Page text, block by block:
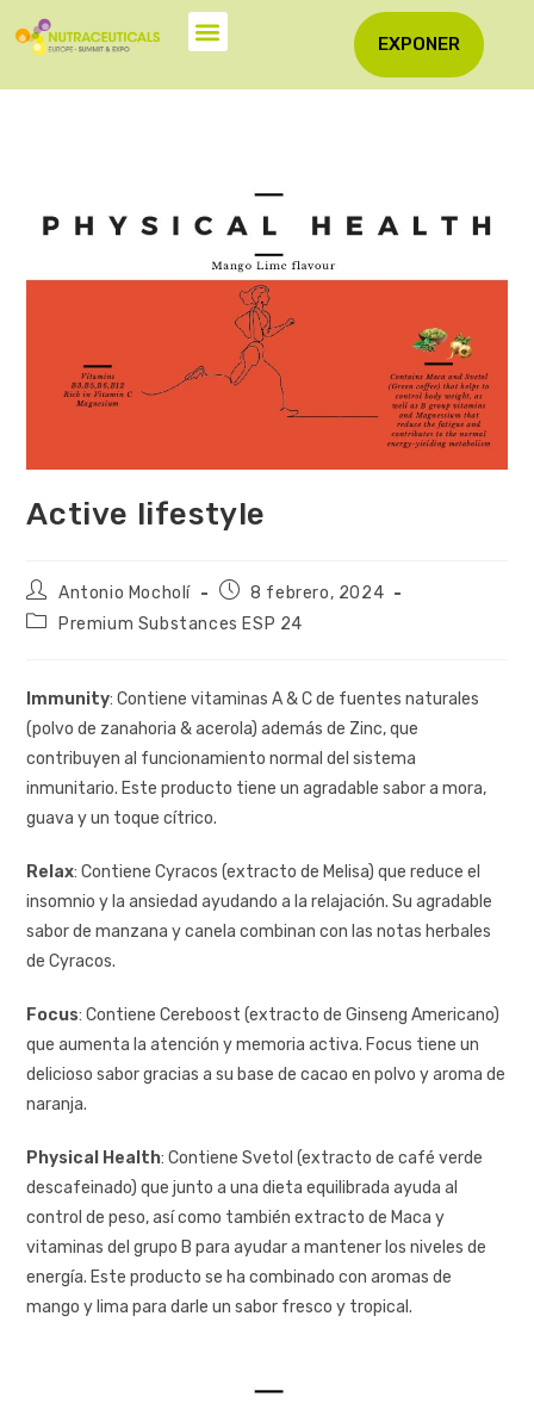
EXPONER
Active lifestyle
Antonio Mocholí
8 febrero, 2024
Premium Substances ESP 24
Immunity: Contiene vitaminas A & C de fuentes naturales
(polvo de zanahoria & acerola) además de Zinc, que
contribuyen al funcionamiento normal del sistema
inmunitario. Este producto tiene un agradable sabor a mora,
guava y un toque cítrico.
Relax: Contiene Cyracos (extracto de Melisa) que reduce el
insomnio y la ansiedad ayudando a la relajación. Su agradable
sabor de manzana y canela combinan con las notas herbales
de Cyracos.
Focus: Contiene Cereboost (extracto de Ginseng Americano)
que aumenta la atención y memoria activa. Focus tiene un
delicioso sabor gracias a su base de cacao en polvo y aroma de
naranja.
Physical Health: Contiene Svetol (extracto de café verde
descafeinado) que junto a una dieta equilibrada ayuda al
control de peso, así como también extracto de Maca y
vitaminas del grupo B para ayudar a mantener los niveles de
energía. Este producto se ha combinado con aromas de
mango y lima para darle un sabor fresco y tropical.